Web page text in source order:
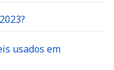
usados em